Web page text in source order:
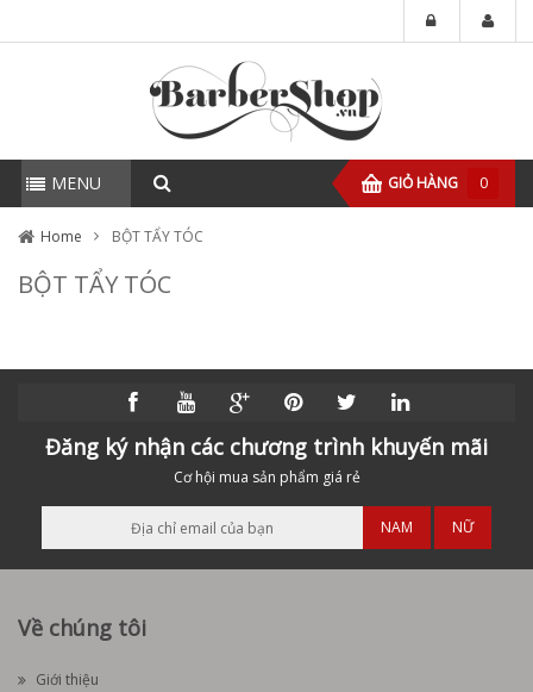
MENU GIỎ HÀNG 0
Home BỘT TẨY TÓC
BỘT TẨY TÓC
Đăng ký nhận các chương trình khuyến mãi
Cơ hội mua sản phẩm giá rẻ
NAM NỮ
Về chúng tôi
Giới thiệu